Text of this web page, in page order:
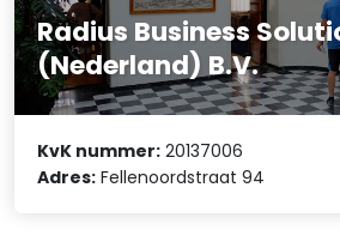
Radius Business
(Nederland) B.V.
KvK nummer: 20137006
Adres: Fellenoordstraat 94